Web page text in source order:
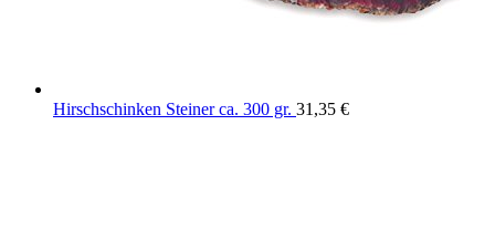
Hirschschinken Steiner ca. 300 gr. 31,35 €